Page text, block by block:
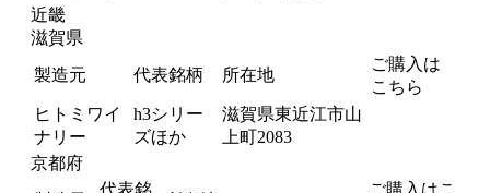
近畿
滋賀県
製造元
代表銘柄 所在地
ご購入は
こちら
ヒトミワイ
ナリー
h3シリー
ズほか
滋賀県東近江市山
上町2083
京都府